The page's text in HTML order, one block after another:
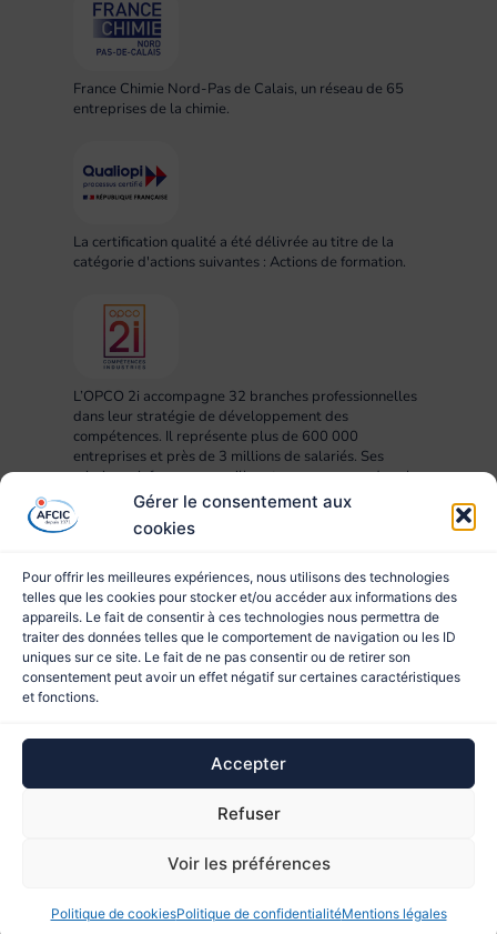
Gérer le consentement aux
cookies
Pour offrir les meilleures expériences, nous utilisons des technologies
telles que les cookies pour stocker et/ou accéder aux informations des
appareils. Le fait de consentir à ces technologies nous permettra de
traiter des données telles que le comportement de navigation ou les ID
uniques sur ce site. Le fait de ne pas consentir ou de retirer son
consentement peut avoir un effet négatif sur certaines caractéristiques
et fonctions.
Accepter
Refuser
Voir les préférences
Politique de cookiesPolitique de confidentialitéMentions légales
France Chimie Nord-Pas de Calais, un réseau de 65
entreprises de la chimie.
La certification qualité a été délivrée au titre de la
catégorie d'actions suivantes : Actions de formation.
L’OPCO 2i accompagne 32 branches professionnelles
dans leur stratégie de développement des
compétences. Il représente plus de 600 000
entreprises et près de 3 millions de salariés. Ses
missions : informer, conseiller et accompagner dans la
mise en œuvre des projets RH, compétences,
formation et apprentissage.
Site réalisé par
confidentialitéet lesConditions d'utilisation